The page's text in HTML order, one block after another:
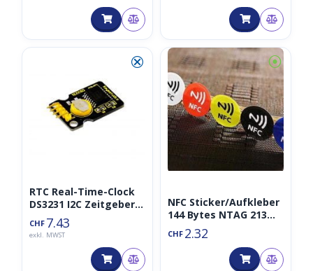
⮿
RTC Real-Time-Clock
DS3231 I2C Zeitgeber
inkl. Batterie
CHF 7.43
exkl. MWST
⦿
NFC Sticker/Aufkleber
144 Bytes NTAG 213
farbig
CHF 2.32